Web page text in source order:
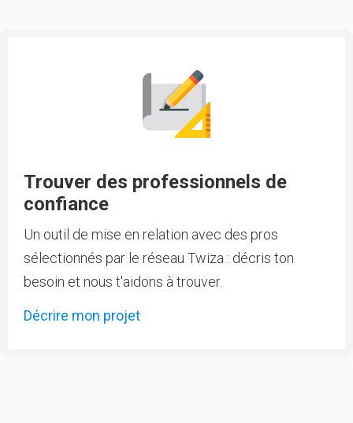
Trouver des professionnels de
confiance
Un outil de mise en relation avec des pros
sélectionnés par le réseau Twiza : décris ton
besoin et nous t'aidons à trouver.
Décrire mon projet